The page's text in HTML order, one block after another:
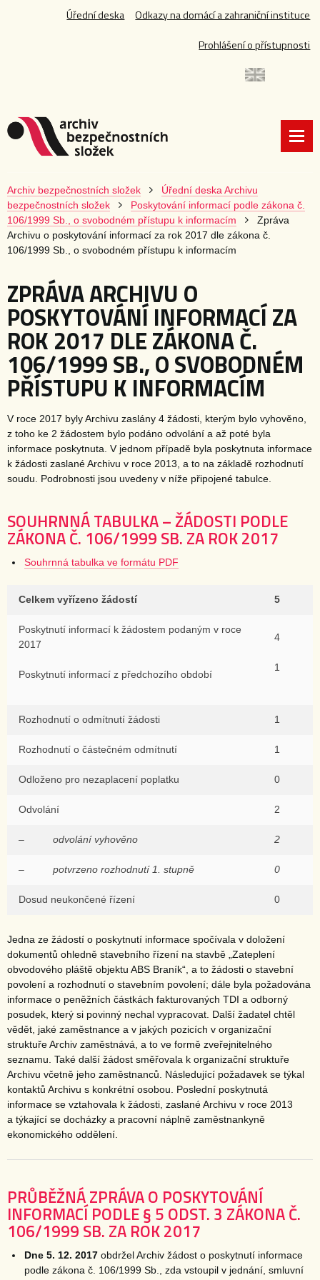
Úřední deska
Odkazy na domácí a zahraniční instituce
Prohlášení o přístupnosti
Archiv bezpečnostních složek
Úřední deska Archivu
bezpečnostních složek
Poskytování informací podle zákona č.
106/1999 Sb., o svobodném přístupu k informacím
Zpráva
Archivu o poskytování informací za rok 2017 dle zákona č.
106/1999 Sb., o svobodném přístupu k informacím
ZPRÁVA ARCHIVU O
POSKYTOVÁNÍ INFORMACÍ ZA
ROK 2017 DLE ZÁKONA Č.
106/1999 SB., O SVOBODNÉM
PŘÍSTUPU K INFORMACÍM
V roce 2017 byly Archivu zaslány 4 žádosti, kterým bylo vyhověno,
z toho ke 2 žádostem bylo podáno odvolání a až poté byla
informace poskytnuta. V jednom případě byla poskytnuta informace
k žádosti zaslané Archivu v roce 2013, a to na základě rozhodnutí
soudu. Podrobnosti jsou uvedeny v níže připojené tabulce.
SOUHRNNÁ TABULKA – ŽÁDOSTI PODLE
ZÁKONA Č. 106/1999 SB. ZA ROK 2017
Souhrnná tabulka ve formátu PDF
Celkem vyřízeno žádostí 5
Poskytnutí informací k žádostem podaným v roce
2017
Poskytnutí informací z předchozího období
4
1
Rozhodnutí o odmítnutí žádosti 1
Rozhodnutí o částečném odmítnutí 1
Odloženo pro nezaplacení poplatku 0
Odvolání 2
– odvolání vyhověno 2
– potvrzeno rozhodnutí 1. stupně 0
Dosud neukončené řízení 0
Jedna ze žádostí o poskytnutí informace spočívala v doložení
dokumentů ohledně stavebního řízení na stavbě „Zateplení
obvodového pláště objektu ABS Braník“, a to žádosti o stavební
povolení a rozhodnutí o stavebním povolení; dále byla požadována
informace o peněžních částkách fakturovaných TDI a odborný
posudek, který si povinný nechal vypracovat. Další žadatel chtěl
vědět, jaké zaměstnance a v jakých pozicích v organizační
struktuře Archiv zaměstnává, a to ve formě zveřejnitelného
seznamu. Také další žádost směřovala k organizační struktuře
Archivu včetně jeho zaměstnanců. Následující požadavek se týkal
kontaktů Archivu s konkrétní osobou. Poslední poskytnutá
informace se vztahovala k žádosti, zaslané Archivu v roce 2013
a týkající se docházky a pracovní náplně zaměstnankyně
ekonomického oddělení.
PRŮBĚŽNÁ ZPRÁVA O POSKYTOVÁNÍ
INFORMACÍ PODLE § 5 ODST. 3 ZÁKONA Č.
106/1999 SB. ZA ROK 2017
Dne 5. 12. 2017obdržel Archiv žádost o poskytnutí informace
podle zákona č. 106/1999 Sb., zda vstoupil v jednání, smluvní